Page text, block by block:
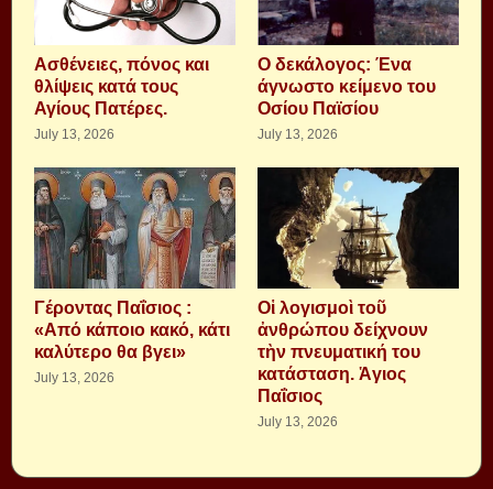
Aσθένειες, πόνος και
θλίψεις κατά τους
Αγίους Πατέρες.
July 13, 2026
Ο δεκάλογος: Ένα
άγνωστο κείμενο του
Οσίου Παϊσίου
July 13, 2026
Γέροντας Παΐσιος :
«Από κάποιο κακό, κάτι
καλύτερο θα βγει»
July 13, 2026
Οἱ λογισμοὶ τοῦ
ἀνθρώπου δείχνουν
τὴν πνευματική του
κατάσταση. Ἁγιος
Παΐσιος
July 13, 2026